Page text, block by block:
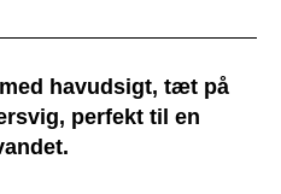
havudsigt, tæt på
perfekt til en